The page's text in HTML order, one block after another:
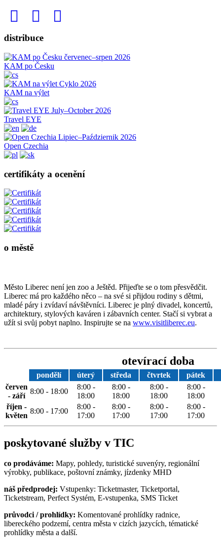
distribuce
KAM po Česku
KAM na výlet
Travel EYE
Open Czechia
certifikáty a ocenění
o městě
Město Liberec není jen zoo a Ještěd. Přijeďte se o tom přesvědčit.
Liberec má pro každého něco – na své si přijdou rodiny s dětmi,
mladé páry i zvídaví návštěvníci. Liberec je plný divadel, koncertů,
architektury, stylových kaváren i zábavních center. Stačí si vybrat a
užít si svůj pobyt naplno. Inspirujte se na www.visitliberec.eu.
otevírací doba
pondělí úterý středa čtvrtek
pátek
červen
- září
8:00 - 18:00
8:00 -
18:00
8:00 -
18:00
8:00 -
18:00
8:00 -
18:00
říjen -
květen
8:00 - 17:00
8:00 -
17:00
8:00 -
17:00
8:00 -
17:00
8:00 -
17:00
poskytované služby v TIC
co prodáváme: Mapy, pohledy, turistické suvenýry, regionální
výrobky, publikace, poštovní známky, jízdenky MHD
náš předprodej: Vstupenky: Ticketmaster, Ticketportal,
Ticketstream, Perfect Systém, E-vstupenka, SMS Ticket
průvodci / prohlídky: Komentované prohlídky radnice,
libereckého podzemí, centra města v cizích jazycích, tématické
prohlídky města a další.